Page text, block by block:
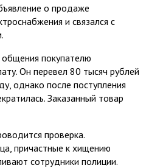
о продаже
и связался с
покупателю
Он перевел 80 тысяч рублей
однако после поступления
Заказанный товар
проверка.
причастные к хищению
сотрудники полиции.